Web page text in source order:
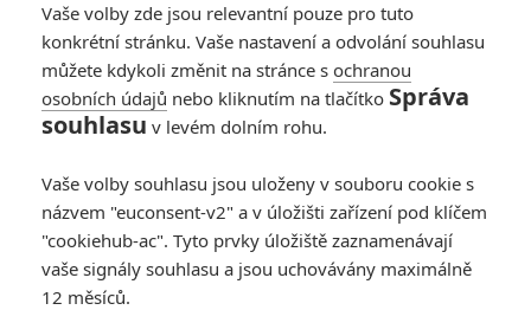
a za veškerý teror může
nezastavitelná síla, která vzešla z
vlastních řad. Kapitána Kirka se
události osobně dotknou a
nehodlá je nechat bez odezvy.
zbraně hromadného ničení. Naši hrdinové jsou vehnáni do epické
šachové partie, která se hraje na život a na smrt. Láska projde
zkouškou, přátelství budou roztrhána na kusy, a pokud má Kirk
zachránit jedinou rodinu, která mu ještě zbývá, neobejde se to bez
obětí. Tou rodinou je Kirkova posádka.
Vaše volby zde jsou relevantní pouze pro tuto
konkrétní stránku. Vaše nastavení a odvolání souhlasu
můžete kdykoli změnit na stránce s ochranou
osobních údajů nebo kliknutím na tlačítko Správa
souhlasu v levém dolním rohu.
Vaše volby souhlasu jsou uloženy v souboru cookie s
názvem "euconsent-v2" a v úložišti zařízení pod klíčem
"cookiehub-ac". Tyto prvky úložiště zaznamenávají
vaše signály souhlasu a jsou uchovávány maximálně
12 měsíců.